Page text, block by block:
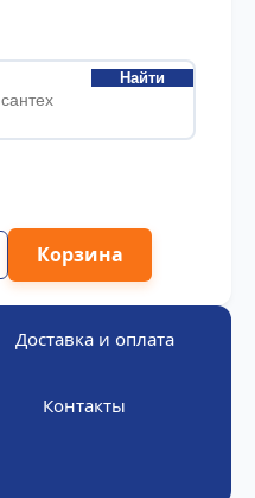
Найти
Корзина
Доставка и оплата
Контакты